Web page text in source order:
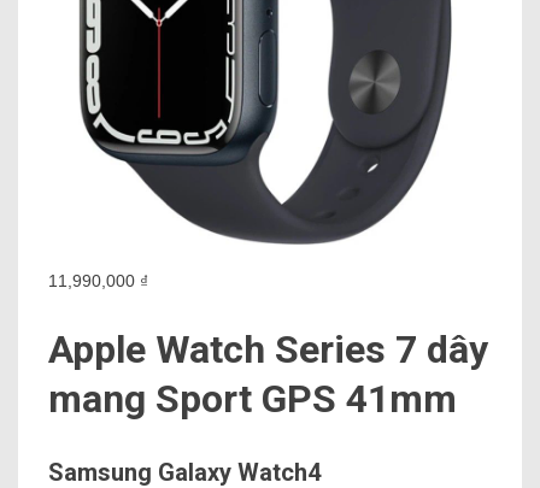
11,990,000 ₫
Apple Watch Series 7 dây
mang Sport GPS 41mm
Samsung Galaxy Watch4